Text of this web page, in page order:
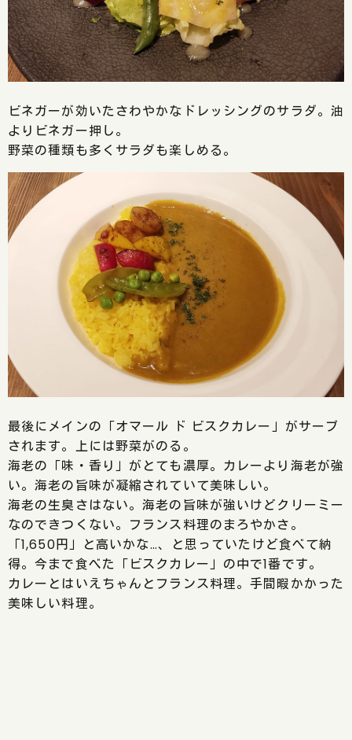
ビネガーが効いたさわやかなドレッシングのサラダ。油
よりビネガー押し。
野菜の種類も多くサラダも楽しめる。
最後にメインの「オマール ド ビスクカレー」がサーブ
されます。上には野菜がのる。
海老の「味・香り」がとても濃厚。カレーより海老が強
い。海老の旨味が凝縮されていて美味しい。
海老の生臭さはない。海老の旨味が強いけどクリーミー
なのできつくない。フランス料理のまろやかさ。
「1,650円」と高いかな…、と思っていたけど食べて納
得。今まで食べた「ビスクカレー」の中で1番です。
カレーとはいえちゃんとフランス料理。手間暇かかった
美味しい料理。